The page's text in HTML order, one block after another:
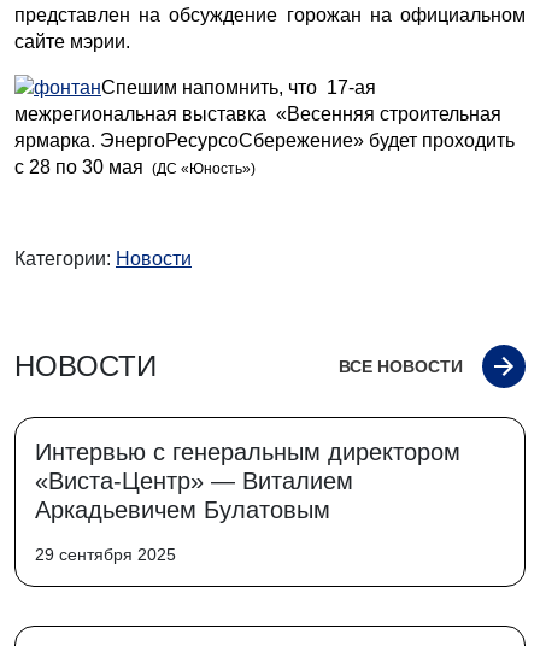
представлен на обсуждение горожан на официальном
сайте мэрии.
Спешим напомнить, что 17-ая
межрегиональная выставка «Весенняя строительная
ярмарка. ЭнергоРесурсоСбережение» будет проходить
с 28 по 30 мая (ДС «Юность»)
Категории: Новости
НОВОСТИ ВСЕ НОВОСТИ
Интервью с генеральным директором
«Виста-Центр» — Виталием
Аркадьевичем Булатовым
29 сентября 2025